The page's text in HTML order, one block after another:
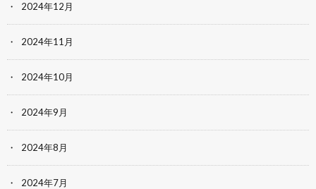
2024年12月
2024年11月
2024年10月
2024年9月
2024年8月
2024年7月